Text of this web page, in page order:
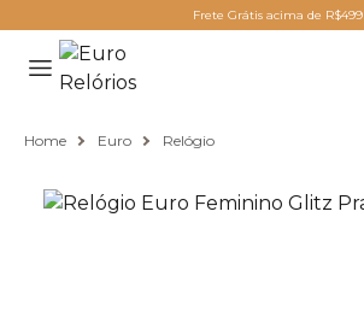
Frete Grátis acima de R$499
Home Euro Relógio